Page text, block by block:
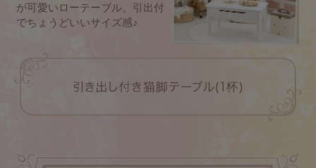
が可愛いローテーブル。引出付
でちょうどいいサイズ感♪